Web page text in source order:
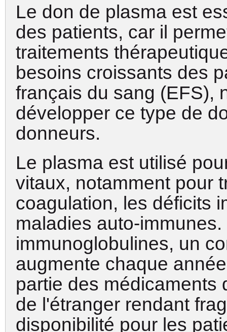
Le don de plasma est
des patients, car il
traitements
besoins croissants des
français du sang (EFS),
développer ce type de
donneurs.
Le plasma est utilisé
vitaux, notamment pour
coagulation, les déficits
maladies auto-immunes.
immunoglobulines, un
augmente chaque
partie des médicaments
de l'étranger rendant
disponibilité pour les